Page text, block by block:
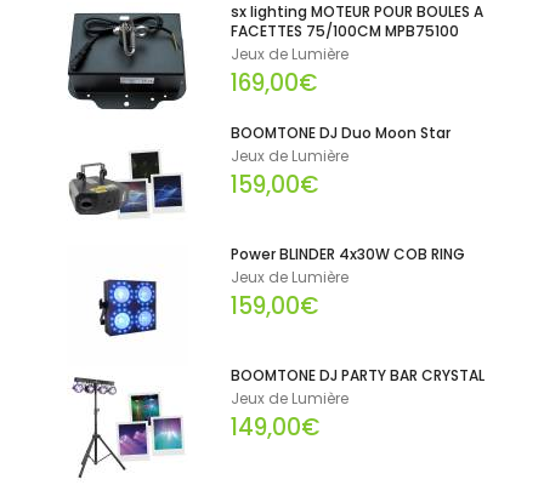
sx lighting MOTEUR POUR BOULES A
FACETTES 75/100CM MPB75100
Jeux de Lumière
169,00€
BOOMTONE DJ Duo Moon Star
Jeux de Lumière
159,00€
Power BLINDER 4x30W COB RING
Jeux de Lumière
159,00€
BOOMTONE DJ PARTY BAR CRYSTAL
Jeux de Lumière
149,00€